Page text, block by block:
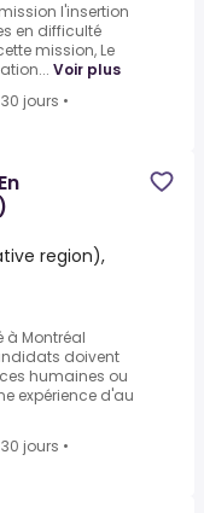
l'insertion
en difficulté
mission, Le
Voir plus
jours •
region),
à Montréal
doivent
humaines ou
expérience d'au
jours •